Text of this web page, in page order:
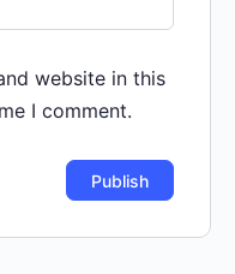
website in this
I comment.